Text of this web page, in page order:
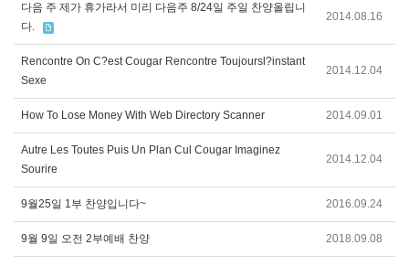
다음 주 제가 휴가라서 미리 다음주 8/24일 주일 찬양올립니
다.
2014.08.16
Rencontre On C?est Cougar Rencontre Toujoursl?instant
Sexe
2014.12.04
How To Lose Money With Web Directory Scanner 2014.09.01
Autre Les Toutes Puis Un Plan Cul Cougar Imaginez
Sourire
2014.12.04
9월25일 1부 찬양입니다~ 2016.09.24
9월 9일 오전 2부예배 찬양 2018.09.08